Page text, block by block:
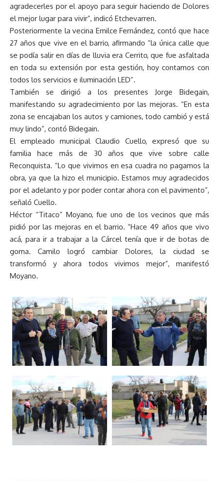
agradecerles por el apoyo para seguir haciendo de Dolores
el mejor lugar para vivir”, indicó Etchevarren.
Posteriormente la vecina Emilce Fernández, contó que hace
27 años que vive en el barrio, afirmando “la única calle que
se podía salir en días de lluvia era Cerrito, que fue asfaltada
en toda su extensión por esta gestión, hoy contamos con
todos los servicios e iluminación LED”.
También se dirigió a los presentes Jorge Bidegain,
manifestando su agradecimiento por las mejoras. “En esta
zona se encajaban los autos y camiones, todo cambió y está
muy lindo”, contó Bidegain.
El empleado municipal Claudio Cuello, expresó que su
familia hace más de 30 años que vive sobre calle
Reconquista. “Lo que vivimos en esa cuadra no pagamos la
obra, ya que la hizo el municipio. Estamos muy agradecidos
por el adelanto y por poder contar ahora con el pavimento”,
señaló Cuello.
Héctor “Titaco” Moyano, fue uno de los vecinos que más
pidió por las mejoras en el barrio. “Hace 49 años que vivo
acá, para ir a trabajar a la Cárcel tenía que ir de botas de
goma. Camilo logró cambiar Dolores, la ciudad se
transformó y ahora todos vivimos mejor”, manifestó
Moyano.